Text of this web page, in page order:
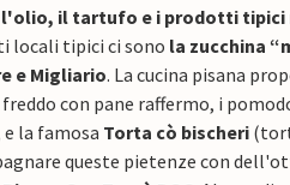
l'olio, il tartufo e i prodotti
locali tipici ci sono la zucchina
e Migliario. La cucina pisana
con pane raffermo, i
e la famosa Torta cò bischeri
queste pietenze con